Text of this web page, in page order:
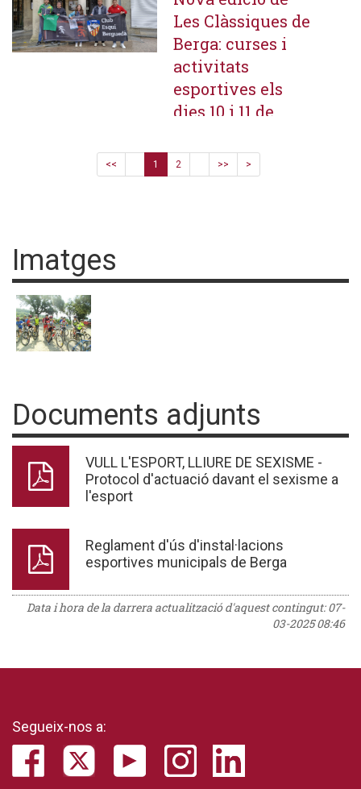
Les Clàssiques de
Berga: curses i
activitats
esportives els
dies 10 i 11 de
reuniran 750
participants
<< 1 2 >> >
Imatges
Documents adjunts
VULL L'ESPORT, LLIURE DE SEXISME -
Protocol d'actuació davant el sexisme a
l'esport
Reglament d'ús d'instal·lacions
esportives municipals de Berga
Data i hora de la darrera actualització d'aquest contingut:07-
03-2025 08:46
Segueix-nos a: